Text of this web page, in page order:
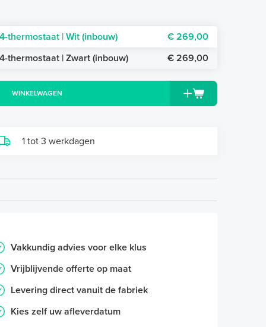
thermostaat | Wit (inbouw)
€ 269,00
thermostaat | Zwart (inbouw)
€ 269,00
WINKELWAGEN
1 tot 3 werkdagen
Vakkundig advies voor elke klus
Vrijblijvende offerte op maat
Levering direct vanuit de fabriek
Kies zelf uw afleverdatum